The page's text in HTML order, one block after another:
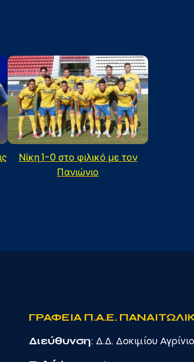
Νίκη 1-0 στο φιλικό με τον
Πανιώνιο
ΓΡΑΦΕΙΑ Π.Α.Ε.
Διεύθυνση: Δ.Δ. Δοκιμίου